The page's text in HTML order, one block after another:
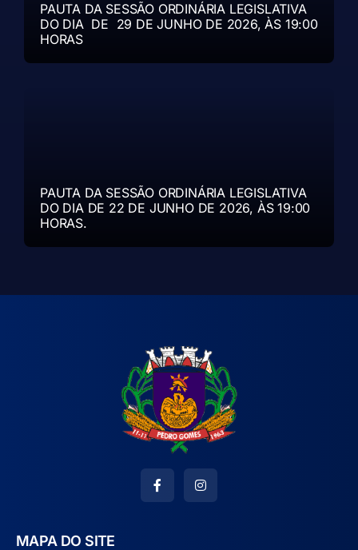
PAUTA DA SESSÃO ORDINÁRIA LEGISLATIVA
DO DIA DE 29 DE JUNHO DE 2026, ÀS 19:00
HORAS
PAUTA DA SESSÃO ORDINÁRIA LEGISLATIVA
DO DIA DE 22 DE JUNHO DE 2026, ÀS 19:00
HORAS.
MAPA DO SITE